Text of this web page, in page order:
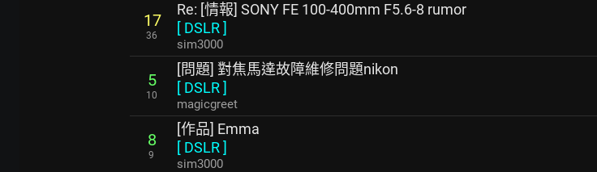
17
36
Re: [情報] SONY FE 100-400mm F5.6-8 rumor
[ DSLR]
sim3000
5
10
[問題] 對焦馬達故障維修問題nikon
[ DSLR]
magicgreet
8
9
[作品] Emma
[ DSLR]
sim3000